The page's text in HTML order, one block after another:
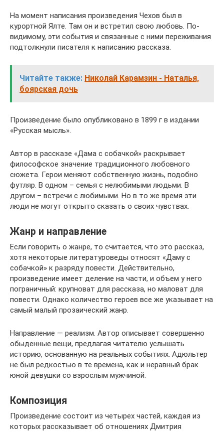
На момент написания произведения Чехов был в
курортной Ялте. Там он и встретил свою любовь. По-
видимому, эти события и связанные с ними переживания
подтолкнули писателя к написанию рассказа.
Читайте также: Николай Карамзин - Наталья,
боярская дочь
Произведение было опубликовано в 1899 г в издании
«Русская мысль».
Автор в рассказе «Дама с собачкой» раскрывает
философское значение традиционного любовного
сюжета. Герои меняют собственную жизнь, подобно
футляр. В одном – семья с нелюбимыми людьми. В
другом – встречи с любимыми. Но в то же время эти
люди не могут открыто сказать о своих чувствах.
Жанр и направление
Если говорить о жанре, то считается, что это рассказ,
хотя некоторые литературоведы относят «Даму с
собачкой» к разряду повести. Действительно,
произведение имеет деление на части, и объем у него
пограничный: крупноват для рассказа, но маловат для
повести. Однако количество героев все же указывает на
самый малый прозаический жанр.
Направление — реализм. Автор описывает совершенно
обыденные вещи, предлагая читателю услышать
историю, основанную на реальных событиях. Адюльтер
не был редкостью в те времена, как и неравный брак
юной девушки со взрослым мужчиной.
Композиция
Произведение состоит из четырех частей, каждая из
которых рассказывает об отношениях Дмитрия